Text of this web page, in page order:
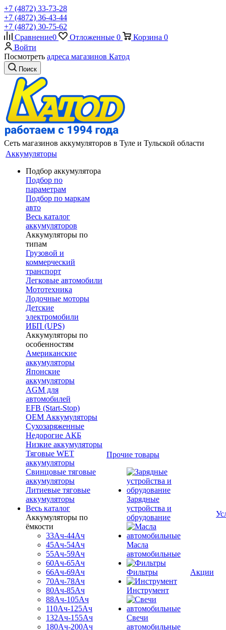
+7 (4872) 33-73-28
+7 (4872) 36-43-44
+7 (4872) 30-75-62
Сравнение0 Отложенные 0 Корзина 0
Войти
Посмотреть адреса магазинов Катод
Поиск
Сеть магазинов аккумуляторов в Туле и Тульской области
Аккумуляторы
Подбор аккумулятора
Подбор по
параметрам
Подбор по маркам
авто
Весь каталог
аккумуляторов
Аккумуляторы по
типам
Грузовой и
коммерческий
транспорт
Легковые автомобили
Мототехника
Лодочные моторы
Детские
электромобили
ИБП (UPS)
Аккумуляторы по
особенностям
Американские
аккумуляторы
Японские
аккумуляторы
AGM для
автомобилей
EFB (Start-Stop)
OEM Аккумуляторы
Сухозаряженные
Недорогие АКБ
Низкие аккумуляторы
Тяговые WET
аккумуляторы
Свинцовые тяговые
аккумуляторы
Литиевые тяговые
аккумуляторы
Весь каталог
Аккумуляторы по
ёмкости
33Ач-44Ач
45Ач-54Ач
55Ач-59Ач
60Ач-65Ач
66Ач-69Ач
70Ач-78Ач
80Ач-85Ач
88Ач-105Ач
110Ач-125Ач
132Ач-155Ач
180Ач-200Ач
Прочие товары
Зарядные
устройства и
обрудование
Масла
автомобильные
Фильтры
Инструмент
Свечи
автомобильные
Акции